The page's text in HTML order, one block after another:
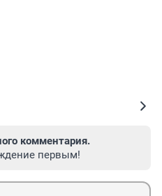
комментария.
первым!